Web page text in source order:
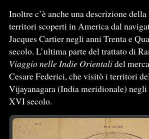
Inoltre c’è anche una descrizione
territori scoperti in America dal
Jacques Cartier negli anni Trenta e
secolo. L’ultima parte del trattato di
Viaggio nelle Indie Orientalidel
Cesare Federici, che visitò i territori
Vijayanagara (India meridionale) negli
XVI secolo.